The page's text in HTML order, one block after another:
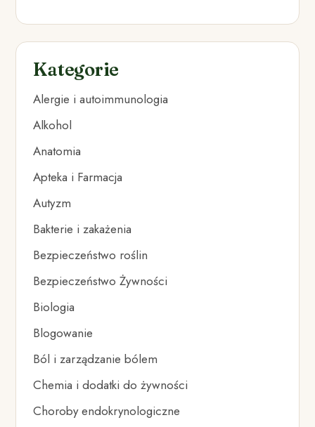
Kategorie
Alergie i autoimmunologia
Alkohol
Anatomia
Apteka i Farmacja
Autyzm
Bakterie i zakażenia
Bezpieczeństwo roślin
Bezpieczeństwo Żywności
Biologia
Blogowanie
Ból i zarządzanie bólem
Chemia i dodatki do żywności
Choroby endokrynologiczne